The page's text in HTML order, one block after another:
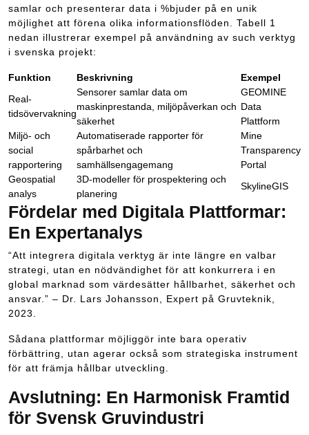
samlar och presenterar data i %bjuder på en unik
möjlighet att förena olika informationsflöden. Tabell 1
nedan illustrerar exempel på användning av such verktyg
i svenska projekt:
Funktion Beskrivning
Exempel
Real-
tidsövervakning
Sensorer samlar data om
maskinprestanda, miljöpåverkan och
säkerhet
GEOMINE
Data
Plattform
Miljö- och
social
rapportering
Automatiserade rapporter för
spårbarhet och
samhällsengagemang
Mine
Transparency
Portal
Geospatial
analys
3D-modeller för prospektering och
planering
SkylineGIS
Fördelar med Digitala Plattformar:
En Expertanalys
“Att integrera digitala verktyg är inte längre en valbar
strategi, utan en nödvändighet för att konkurrera i en
global marknad som värdesätter hållbarhet, säkerhet och
ansvar.” – Dr. Lars Johansson, Expert på Gruvteknik,
2023.
Sådana plattformar möjliggör inte bara operativ
förbättring, utan agerar också som strategiska instrument
för att främja hållbar utveckling.
Avslutning: En Harmonisk Framtid
för Svensk Gruvindustri